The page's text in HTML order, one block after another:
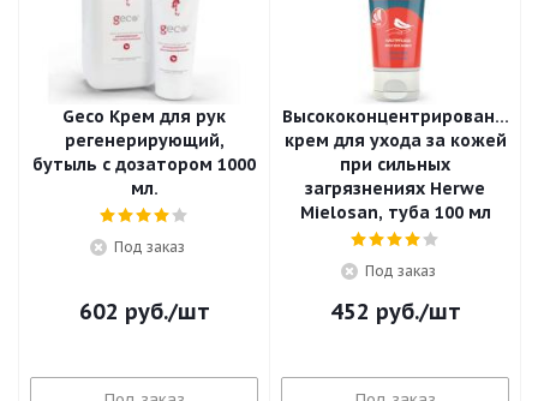
Geco Крем для рук
регенерирующий,
бутыль с дозатором 1000
мл.
Под заказ
602 руб./шт
Высококонцентрированный
крем для ухода за кожей
при сильных
загрязнениях Herwe
Mielosan, туба 100 мл
Под заказ
452 руб./шт